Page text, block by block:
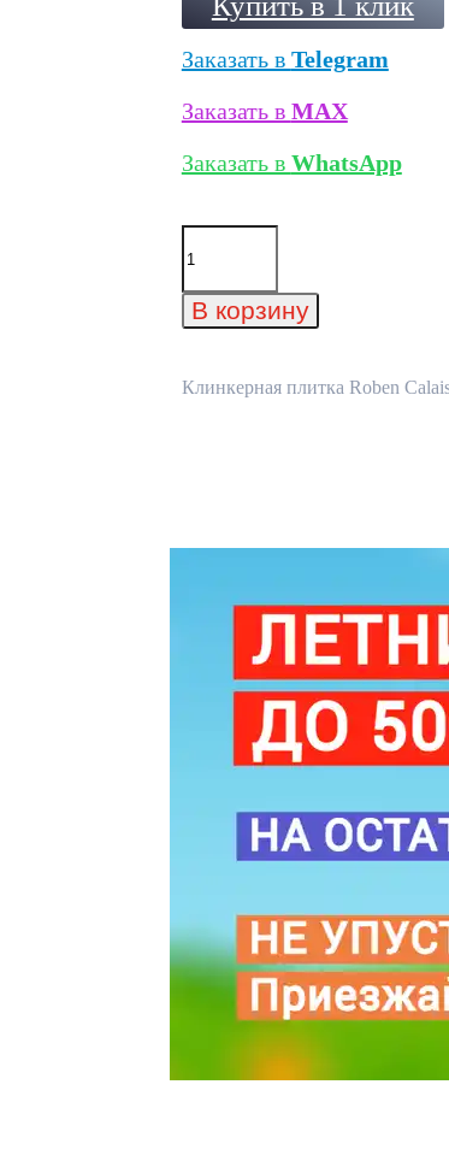
Заказать в Telegram
Заказать в MAX
Заказать в WhatsApp
Количество
товара
плитка
Roben
В корзину
Клинкерная плитка Roben